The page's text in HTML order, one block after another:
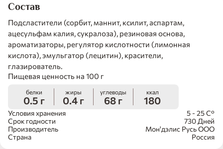
Пищевая ценность на 100 г
белки
0.5 г
жиры
0.4 г
углеводы
68 г
ккал
180
Условия хранения
5 - 25 С°
Срок годности
730 Дней
Производитель
Мон'дэлис Русь ООО
Страна
Россия
Состав
Подсластители (сорбит, маннит, ксилит, аспартам,
ацесульфам калия, сукралоза), резиновая основа,
ароматизаторы, регулятор кислотности (лимонная
кислота), эмульгатор (лецитин), красители,
глазирователь.